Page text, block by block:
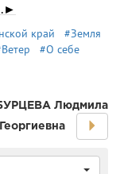
край
#Земля
#О себе
Людмила
Георгиевна